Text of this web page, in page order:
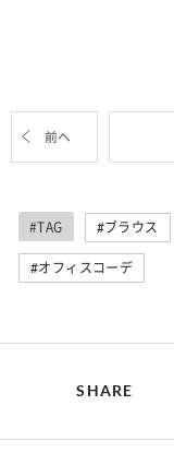
前へ
#TAG ブラウス
オフィスコーデ
SHARE